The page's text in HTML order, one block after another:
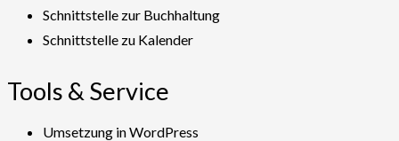
Schnittstelle zur Buchhaltung
Schnittstelle zu Kalender
Tools & Service
Umsetzung in WordPress